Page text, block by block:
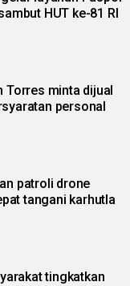
HUT ke-81 RI
Torres minta dijual
personal
patroli drone
tangani karhutla
tingkatkan